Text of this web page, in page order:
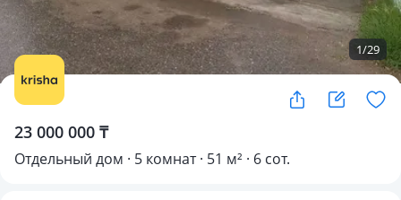
1/29
23 000 000 ₸
Отдельный дом · 5 комнат · 51 м² · 6 сот.